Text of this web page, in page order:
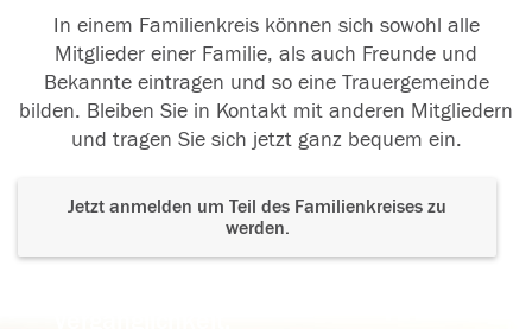
In einem Familienkreis können sich sowohl alle
Mitglieder einer Familie, als auch Freunde und
Bekannte eintragen und so eine Trauergemeinde
bilden. Bleiben Sie in Kontakt mit anderen Mitgliedern
und tragen Sie sich jetzt ganz bequem ein.
Jetzt anmelden um Teil des Familienkreises zu
werden.